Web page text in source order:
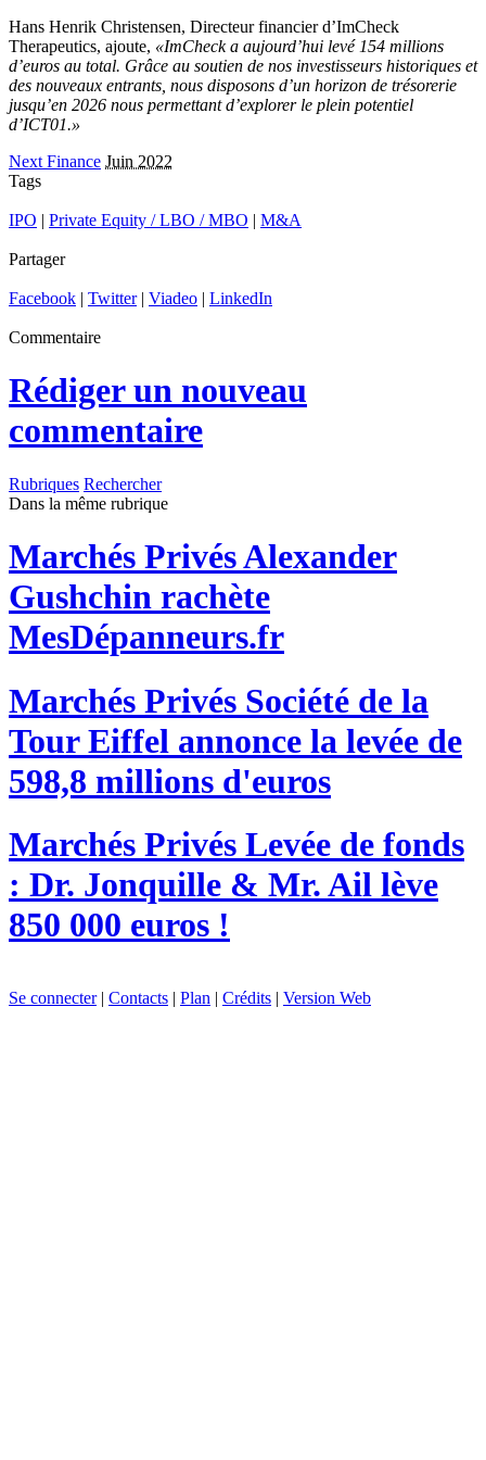
Hans Henrik Christensen, Directeur financier d’ImCheck
Therapeutics, ajoute, «ImCheck a aujourd’hui levé 154 millions
d’euros au total. Grâce au soutien de nos investisseurs historiques et
des nouveaux entrants, nous disposons d’un horizon de trésorerie
jusqu’en 2026 nous permettant d’explorer le plein potentiel
d’ICT01.»
Next Finance Juin 2022
Tags
IPO | Private Equity / LBO / MBO | M&A
Partager
Facebook | Twitter| Viadeo | LinkedIn
Commentaire
Rédiger un nouveau
commentaire
Rubriques Rechercher
Dans la même rubrique
Marchés PrivésAlexander
Gushchin rachète
MesDépanneurs.fr
Marchés Privés Société de la
Tour Eiffel annonce la levée de
598,8 millions d'euros
Marchés Privés Levée de fonds
: Dr. Jonquille & Mr. Ail lève
850 000 euros !
Se connecter| Contacts | Plan | Crédits | Version Web